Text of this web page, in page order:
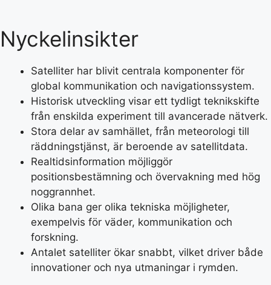
Nyckelinsikter
Satelliter har blivit centrala komponenter för
global kommunikation och navigationssystem.
Historisk utveckling visar ett tydligt teknikskifte
från enskilda experiment till avancerade nätverk.
Stora delar av samhället, från meteorologi till
räddningstjänst, är beroende av satellitdata.
Realtidsinformation möjliggör
positionsbestämning och övervakning med hög
noggrannhet.
Olika bana ger olika tekniska möjligheter,
exempelvis för väder, kommunikation och
forskning.
Antalet satelliter ökar snabbt, vilket driver både
innovationer och nya utmaningar i rymden.